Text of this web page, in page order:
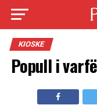
KIOSKE
Popull i